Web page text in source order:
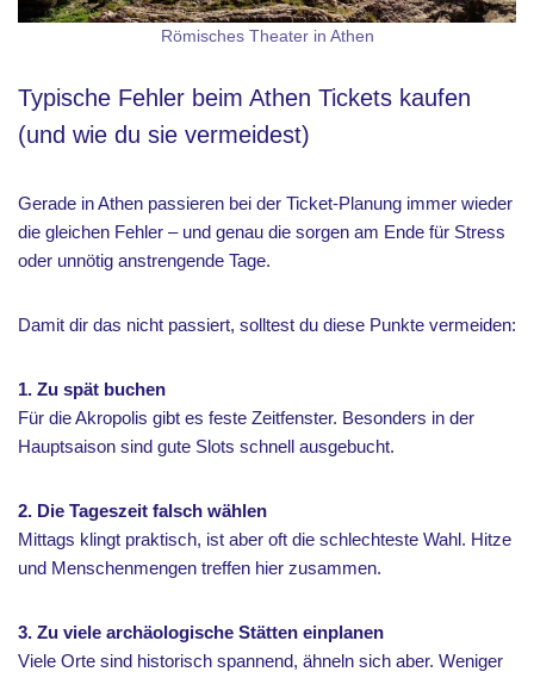
Römisches Theater in Athen
Typische Fehler beim Athen Tickets kaufen
(und wie du sie vermeidest)
Gerade in Athen passieren bei der Ticket-Planung immer wieder
die gleichen Fehler – und genau die sorgen am Ende für Stress
oder unnötig anstrengende Tage.
Damit dir das nicht passiert, solltest du diese Punkte vermeiden:
1. Zu spät buchen
Für die Akropolis gibt es feste Zeitfenster. Besonders in der
Hauptsaison sind gute Slots schnell ausgebucht.
2. Die Tageszeit falsch wählen
Mittags klingt praktisch, ist aber oft die schlechteste Wahl. Hitze
und Menschenmengen treffen hier zusammen.
3. Zu viele archäologische Stätten einplanen
Viele Orte sind historisch spannend, ähneln sich aber. Weniger